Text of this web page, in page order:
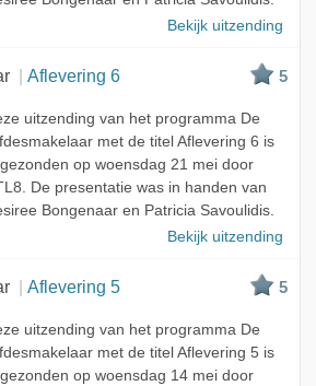
Bekijk uitzending
Aflevering 6 5
uitzending van het programma De
met de titel Aflevering 6 is
op woensdag 21 mei door
De presentatie was in handen van
Bongenaar en Patricia Savoulidis.
Bekijk uitzending
Aflevering 5 5
uitzending van het programma De
met de titel Aflevering 5 is
op woensdag 14 mei door